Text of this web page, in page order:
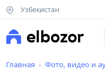
Узбекистан
Главная Фото, видео и